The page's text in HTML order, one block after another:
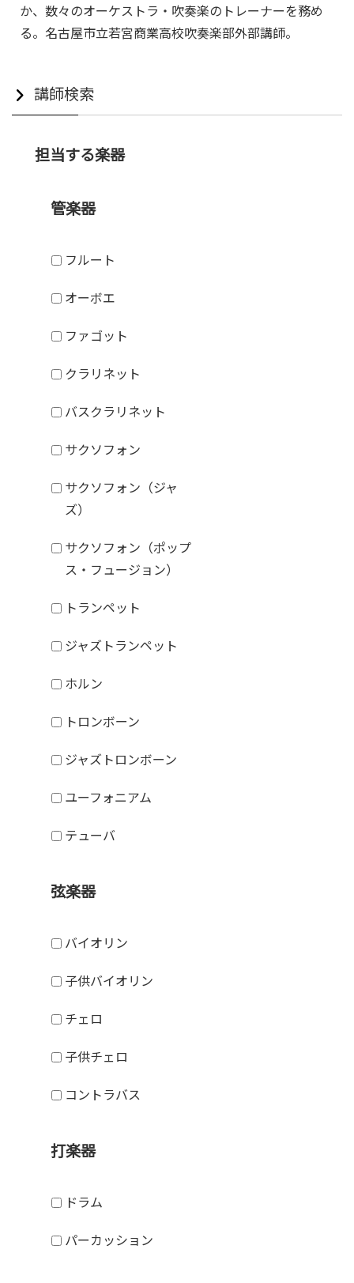
か、数々のオーケストラ・吹奏楽のトレーナーを務め
る。名古屋市立若宮商業高校吹奏楽部外部講師。
講師検索
担当する楽器
管楽器
フルート
オーボエ
ファゴット
クラリネット
バスクラリネット
サクソフォン
サクソフォン（ジャ
ズ）
サクソフォン（ポップ
ス・フュージョン）
トランペット
ジャズトランペット
ホルン
トロンボーン
ジャズトロンボーン
ユーフォニアム
テューバ
弦楽器
バイオリン
子供バイオリン
チェロ
子供チェロ
コントラバス
打楽器
ドラム
パーカッション